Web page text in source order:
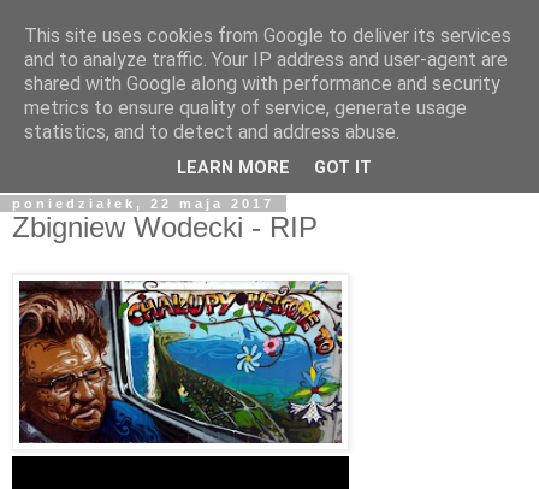
blog.Szewczak.pl
Różne zapiski dla potomności, albo raczej notatki dla
samego siebie.
poniedziałek, 22 maja 2017
Zbigniew Wodecki - RIP
This site uses cookies from Google to deliver its services
and to analyze traffic. Your IP address and user-agent are
shared with Google along with performance and security
metrics to ensure quality of service, generate usage
statistics, and to detect and address abuse.
LEARN MORE GOT IT